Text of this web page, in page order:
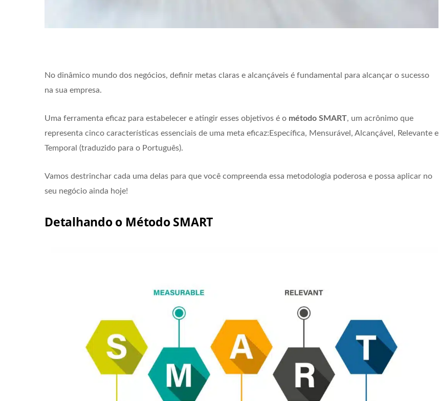
No dinâmico mundo dos negócios, definir metas claras e alcançáveis é fundamental para alcançar o sucesso
na sua empresa.
Uma ferramenta eficaz para estabelecer e atingir esses objetivos é o método SMART, um acrônimo que
representa cinco características essenciais de uma meta eficaz:Específica, Mensurável, Alcançável, Relevante e
Temporal (traduzido para o Português).
Vamos destrinchar cada uma delas para que você compreenda essa metodologia poderosa e possa aplicar no
seu negócio ainda hoje!
Detalhando o Método SMART